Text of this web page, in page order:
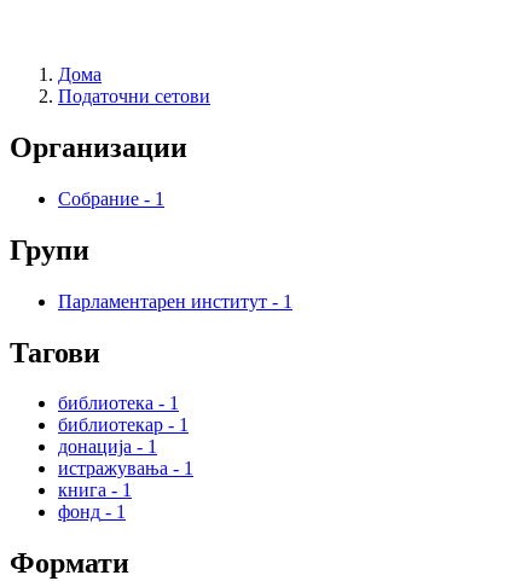
Дома
Податочни сетови
Организации
Собрание - 1
Групи
Парламентарен институт - 1
Тагови
библиотека - 1
библиотекар - 1
донација - 1
истражувања - 1
книга - 1
фонд - 1
Формати